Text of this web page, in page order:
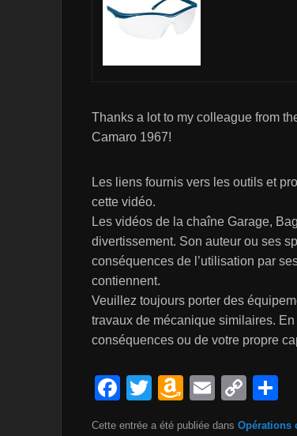
Thanks a lot to my colleague from
Camaro 1967!
Les liens fournis vers les outils et
cette vidéo.
Les vidéos de la chaîne Garage,
divertissement. Son auteur ou ses
conséquences de l’utilisation par
contiennent.
Veuillez toujours porter des
travaux de mécanique similaires.
conséquences ou de votre propre
F
T
A
E
C
o
Cette entrée a été publiée dans Opérations